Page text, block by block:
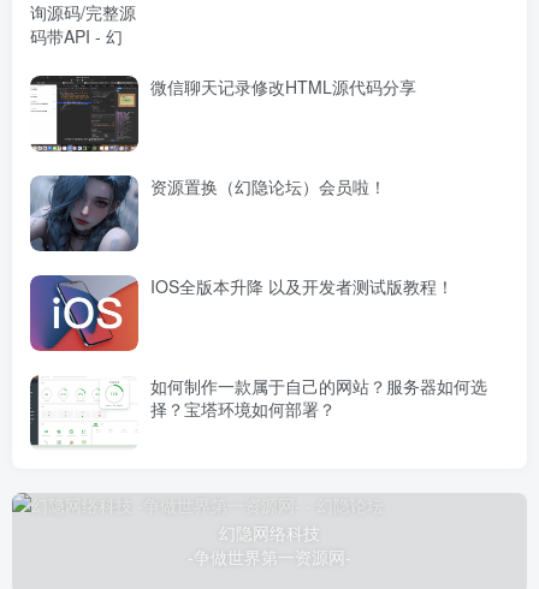
微信聊天记录修改HTML源代码分享
资源置换（幻隐论坛）会员啦！
IOS全版本升降 以及开发者测试版教程！
如何制作一款属于自己的网站？服务器如何选
择？宝塔环境如何部署？
幻隐网络科技
-争做世界第一资源网-